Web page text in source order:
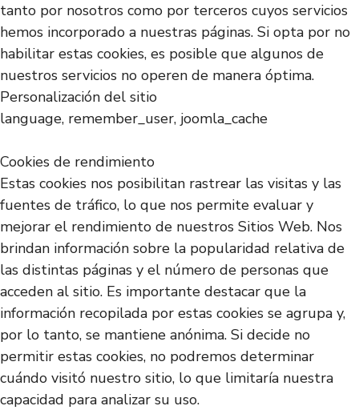
tanto por nosotros como por terceros cuyos servicios
hemos incorporado a nuestras páginas. Si opta por no
habilitar estas cookies, es posible que algunos de
nuestros servicios no operen de manera óptima.
Personalización del sitio
language, remember_user, joomla_cache
Cookies de rendimiento
Estas cookies nos posibilitan rastrear las visitas y las
fuentes de tráfico, lo que nos permite evaluar y
mejorar el rendimiento de nuestros Sitios Web. Nos
brindan información sobre la popularidad relativa de
las distintas páginas y el número de personas que
acceden al sitio. Es importante destacar que la
información recopilada por estas cookies se agrupa y,
por lo tanto, se mantiene anónima. Si decide no
permitir estas cookies, no podremos determinar
cuándo visitó nuestro sitio, lo que limitaría nuestra
capacidad para analizar su uso.